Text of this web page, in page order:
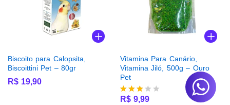
Biscoito para Calopsita,
Biscoittini Pet – 80gr
R$ 19,90
Vitamina Para Canário,
Vitamina Jiló, 500g – Ouro
Pet
Avalia
R$ 9,99